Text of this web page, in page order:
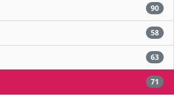
90
58
63
71